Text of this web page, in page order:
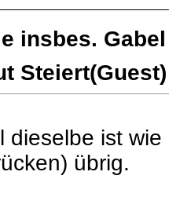
insbes.
Steiert(Guest)
dieselbe ist
übrig.